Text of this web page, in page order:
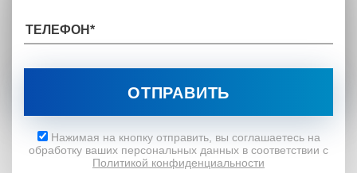
Нажимая на кнопку отправить, вы соглашаетесь на
обработку ваших персональных данных в соответствии с
Политикой конфиденциальности